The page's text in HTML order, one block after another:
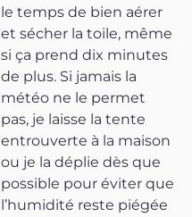
le temps de bien aérer
et sécher la toile, même
si ça prend dix minutes
de plus. Si jamais la
météo ne le permet
pas, je laisse la tente
entrouverte à la maison
ou je la déplie dès que
possible pour éviter que
l’humidité reste piégée